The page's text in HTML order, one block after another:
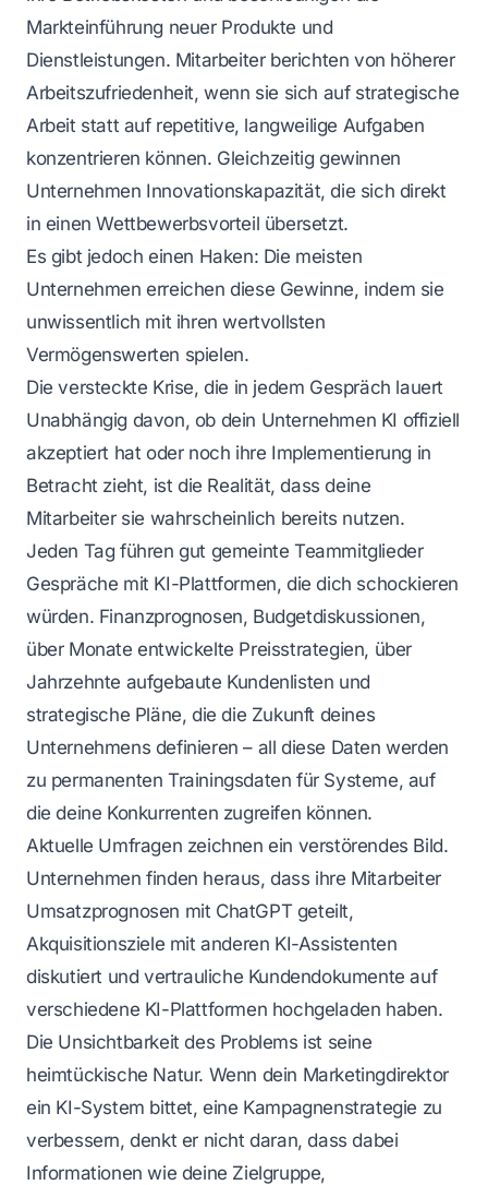
Markteinführung neuer Produkte und
Dienstleistungen. Mitarbeiter berichten von höherer
Arbeitszufriedenheit, wenn sie sich auf strategische
Arbeit statt auf repetitive, langweilige Aufgaben
konzentrieren können. Gleichzeitig gewinnen
Unternehmen Innovationskapazität, die sich direkt
in einen Wettbewerbsvorteil übersetzt.
Es gibt jedoch einen Haken: Die meisten
Unternehmen erreichen diese Gewinne, indem sie
unwissentlich mit ihren wertvollsten
Vermögenswerten spielen.
Die versteckte Krise, die in jedem Gespräch lauert
Unabhängig davon, ob dein Unternehmen KI offiziell
akzeptiert hat oder noch ihre Implementierung in
Betracht zieht, ist die Realität, dass deine
Mitarbeiter sie wahrscheinlich bereits nutzen.
Jeden Tag führen gut gemeinte Teammitglieder
Gespräche mit KI-Plattformen, die dich schockieren
würden. Finanzprognosen, Budgetdiskussionen,
über Monate entwickelte Preisstrategien, über
Jahrzehnte aufgebaute Kundenlisten und
strategische Pläne, die die Zukunft deines
Unternehmens definieren – all diese Daten werden
zu permanenten Trainingsdaten für Systeme, auf
die deine Konkurrenten zugreifen können.
Aktuelle Umfragen zeichnen ein verstörendes Bild.
Unternehmen finden heraus, dass ihre Mitarbeiter
Umsatzprognosen mit ChatGPT geteilt,
Akquisitionsziele mit anderen KI-Assistenten
diskutiert und vertrauliche Kundendokumente auf
verschiedene KI-Plattformen hochgeladen haben.
Die Unsichtbarkeit des Problems ist seine
heimtückische Natur. Wenn dein Marketingdirektor
ein KI-System bittet, eine Kampagnenstrategie zu
verbessern, denkt er nicht daran, dass dabei
Informationen wie deine Zielgruppe,